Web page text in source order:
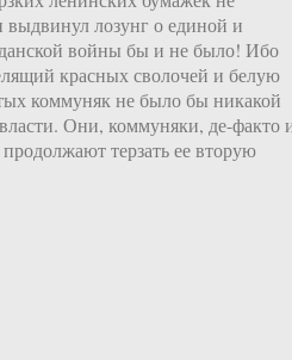
лозунг о единой и
войны бы и не было! Ибо
красных сволочей и белую
коммуняк не было бы никакой
Они, коммуняки, де-факто
терзать ее вторую